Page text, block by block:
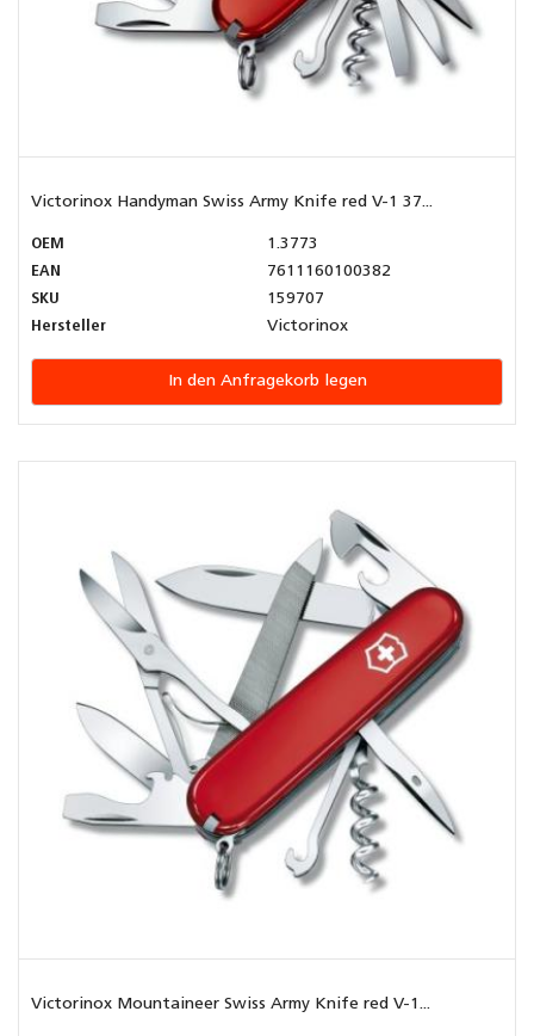
Victorinox Handyman Swiss Army Knife red V-1 37...
OEM
1.3773
EAN
7611160100382
SKU
159707
Hersteller
Victorinox
In den Anfragekorb legen
Victorinox Mountaineer Swiss Army Knife red V-1...